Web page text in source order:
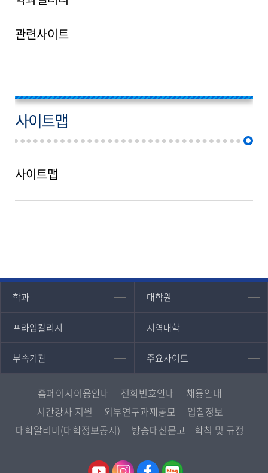
관련사이트
사이트맵
사이트맵
학과
인문과학대학
국어국문학과
영어영문학과
일본학과
사회과학대학
대학원
대학원
대학원
경영대학원
프라임칼리지
프라임칼리지
학사학위과정
평생교육과정
지역대학
지역대학
지역대학 포털
서울지역대학
대구경북지역대학
인천지역대학
광주전남지역대학
울산지역대학
부속기관
부속기관
중앙도서관
원격교육혁신연구원
통합인문학연구소
디지털미디어센터
주요사이트
주요사이트
멘토링
진로심리상담
교육정보화본부
국립대학육성사업
홈페이지이용안내 전화번호안내
채용안내
시간강사 지원
외부연구과제공모
입찰정보
대학알리미(대학정보공시)
방송대신문고 학칙 및 규정